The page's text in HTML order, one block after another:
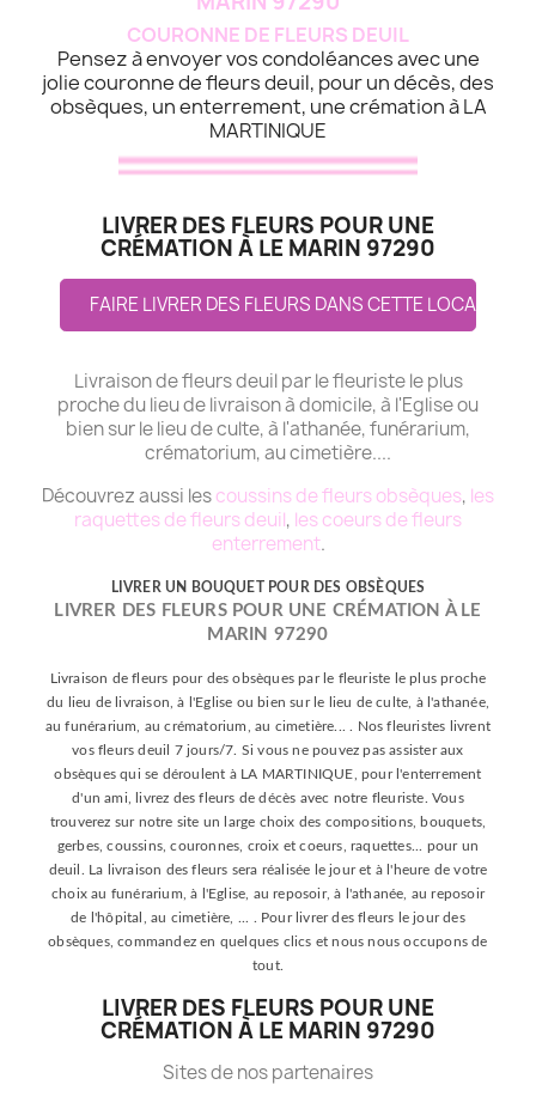
COURONNE DE FLEURS DEUIL
Pensez à envoyer vos condoléances avec une
jolie couronne de fleurs deuil, pour un décès, des
obsèques, un enterrement, une crémation à LA
MARTINIQUE
LIVRER DES FLEURS POUR UNE
CRÉMATION À LE MARIN 97290
FAIRE LIVRER DES FLEURS DANS CETTE LOCALITE
Livraison de fleurs deuil par le fleuriste le plus
proche du lieu de livraison à domicile, à l'Eglise ou
bien sur le lieu de culte, à l'athanée, funérarium,
crématorium, au cimetière....
Découvrez aussi lescoussins de fleurs obsèques, les
raquettes de fleurs deuil, les coeurs de fleurs
enterrement.
LIVRER UN BOUQUET POUR DES OBSÈQUES
LIVRER DES FLEURS POUR UNE CRÉMATION À LE
MARIN 97290
Livraison de fleurs pour des obsèques par le fleuriste le plus proche
du lieu de livraison, à l'Eglise ou bien sur le lieu de culte, à l'athanée,
au funérarium, au crématorium, au cimetière... . Nos fleuristes livrent
vos fleurs deuil 7 jours/7. Si vous ne pouvez pas assister aux
obsèques qui se déroulent à LA MARTINIQUE, pour l'enterrement
d'un ami, livrez des fleurs de décès avec notre fleuriste. Vous
trouverez sur notre site un large choix des compositions, bouquets,
gerbes, coussins, couronnes, croix et coeurs, raquettes... pour un
deuil. La livraison des fleurs sera réalisée le jour et à l'heure de votre
choix au funérarium, à l'Eglise, au reposoir, à l'athanée, au reposoir
de l'hôpital, au cimetière, ... . Pour livrer des fleurs le jour des
obsèques, commandez en quelques clics et nous nous occupons de
tout.
LIVRER DES FLEURS POUR UNE
CRÉMATION À LE MARIN 97290
Sites de nos partenaires